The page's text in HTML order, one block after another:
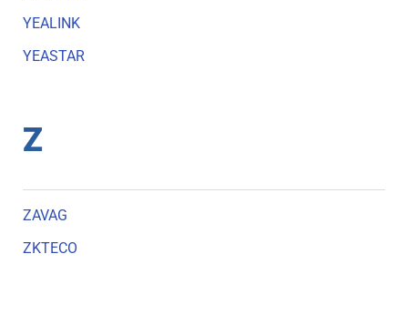
YEALINK
YEASTAR
Z
ZAVAG
ZKTECO